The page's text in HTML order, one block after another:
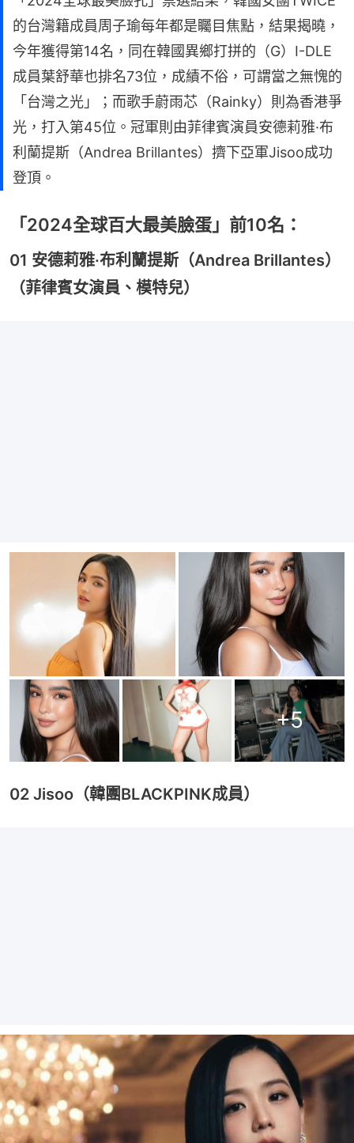
的台灣籍成員周子瑜每年都是矚目焦點，結果揭曉，
今年獲得第14名，同在韓國異鄉打拼的（G）I-DLE
成員葉舒華也排名73位，成績不俗，可謂當之無愧的
「台灣之光」；而歌手蔚雨芯（Rainky）則為香港爭
光，打入第45位。冠軍則由菲律賓演員安德莉雅·布
利蘭提斯（Andrea Brillantes）擠下亞軍Jisoo成功
登頂。
「2024全球百大最美臉蛋」前10名：
01 安德莉雅·布利蘭提斯（Andrea Brillantes）
（菲律賓女演員、模特兒）
+5
02 Jisoo（韓團BLACKPINK成員）